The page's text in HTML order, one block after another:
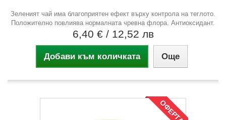
Зеленият чай има благоприятен ефект върху контрола на теглото.
Положително повлиява нормалната чревна флора. Антиоксидант.
6,40 € / 12,52 лв
Добави към количката Още
ОФЕРТА